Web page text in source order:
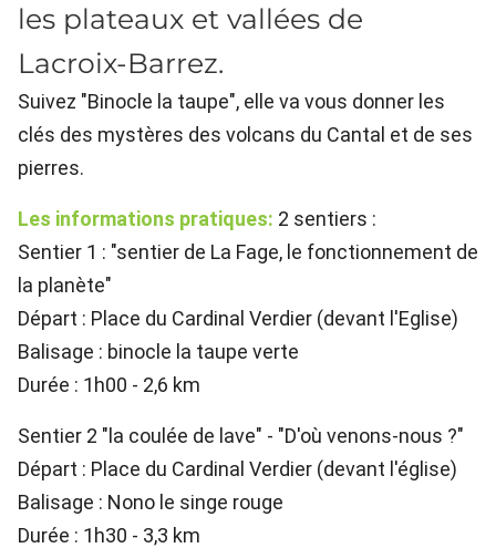
les plateaux et vallées de
Lacroix-Barrez.
Suivez "Binocle la taupe", elle va vous donner les
clés des mystères des volcans du Cantal et de ses
pierres.
Les informations pratiques: 2 sentiers :
Sentier 1 : "sentier de La Fage, le fonctionnement de
la planète"
Départ : Place du Cardinal Verdier (devant l'Eglise)
Balisage : binocle la taupe verte
Durée : 1h00 - 2,6 km
Sentier 2 "la coulée de lave" - "D'où venons-nous ?"
Départ : Place du Cardinal Verdier (devant l'église)
Balisage : Nono le singe rouge
Durée : 1h30 - 3,3 km